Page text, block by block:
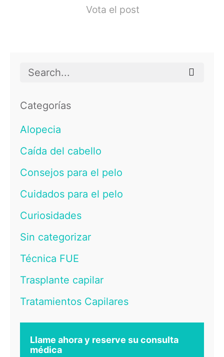
Vota el post
Search
Categorías
Alopecia
Caída del cabello
Consejos para el pelo
Cuidados para el pelo
Curiosidades
Sin categorizar
Técnica FUE
Trasplante capilar
Tratamientos Capilares
Llame ahora y reserve su consulta
médica